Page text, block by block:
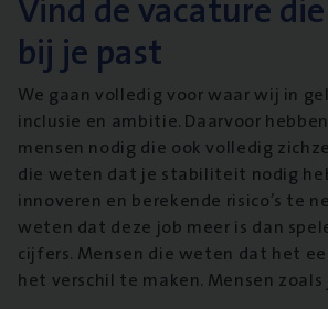
bij je past
We gaan volledig voor waar wij in
inclusie en ambitie. Daarvoor
mensen nodig die ook volledig
die weten dat je stabiliteit nodig
innoveren en berekende risico’s te
weten dat deze job meer is dan
cijfers. Mensen die weten dat het
het verschil te maken. Mensen zoals